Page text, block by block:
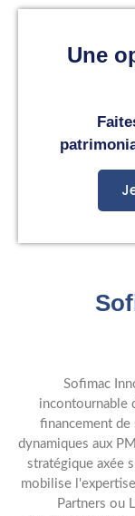
Une
Sofimac
incontournable
financement de
dynamiques aux
stratégique axée
mobilise
Partners ou